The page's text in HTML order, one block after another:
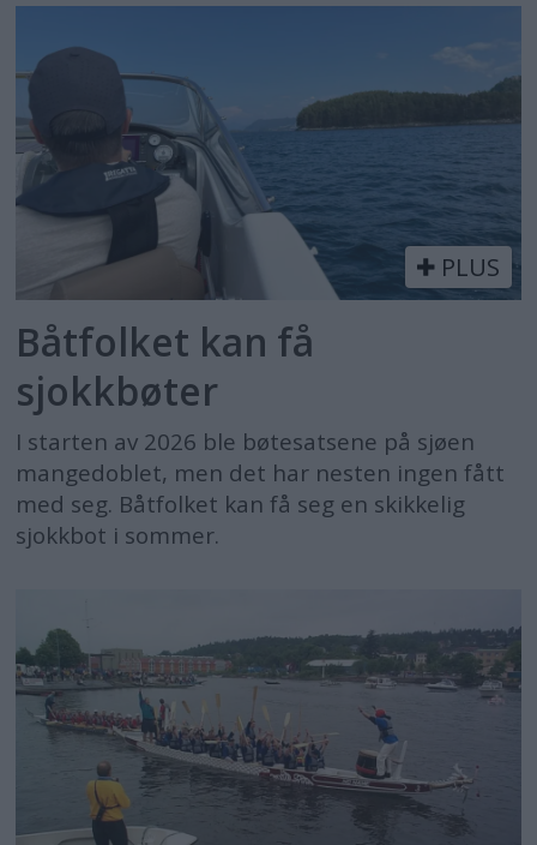
PLUS
Båtfolket kan få
sjokkbøter
I starten av 2026 ble bøtesatsene på sjøen
mangedoblet, men det har nesten ingen fått
med seg. Båtfolket kan få seg en skikkelig
sjokkbot i sommer.